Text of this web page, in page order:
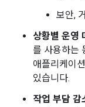
보안,
상황별 운영
를 사용하는
애플리케이
있습니다.
작업 부담 감